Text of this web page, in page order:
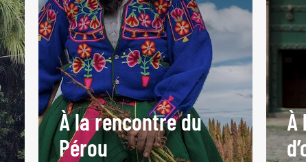
À la rencontre du
Pérou
À